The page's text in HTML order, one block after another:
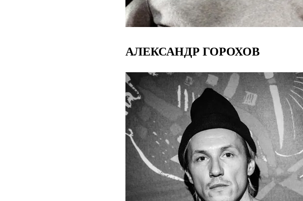
АЛЕКСАНДР ГОРОХОВ